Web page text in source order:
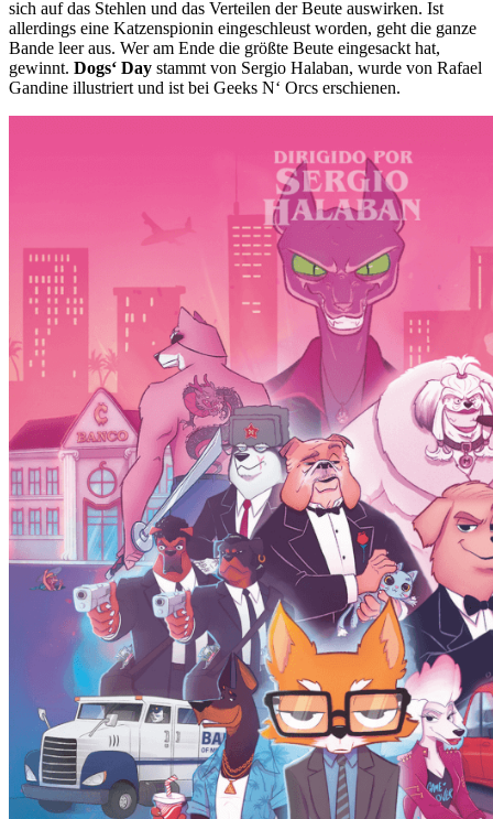
sich auf das Stehlen und das Verteilen der Beute auswirken. Ist
allerdings eine Katzenspionin eingeschleust worden, geht die ganze
Bande leer aus. Wer am Ende die größte Beute eingesackt hat,
gewinnt. Dogs‘ Day stammt von Sergio Halaban, wurde von Rafael
Gandine illustriert und ist bei Geeks N‘ Orcs erschienen.